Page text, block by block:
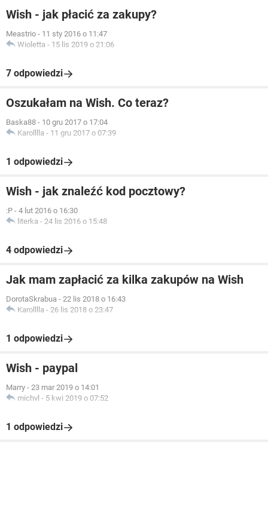
Wish - jak płacić za zakupy?
Meastrio - 11 sty 2016 o 11:47
Wioletta - 15 lis 2019 o 21:06
7 odpowiedzi
Oszukałam na Wish. Co teraz?
Baska88 - 10 gru 2017 o 17:04
Karolllla - 11 gru 2017 o 07:39
1 odpowiedzi
Wish - jak znaleźć kod pocztowy?
:P - 4 lut 2016 o 16:30
literka - 24 lis 2016 o 15:48
4 odpowiedzi
Jak mam zapłacić za kilka zakupów na Wish
DorotaSkrabua - 22 lis 2018 o 16:43
Karolllla - 26 lis 2018 o 23:47
1 odpowiedzi
Wish - paypal
Marry - 23 mar 2019 o 14:01
michvl - 5 kwi 2019 o 07:52
1 odpowiedzi